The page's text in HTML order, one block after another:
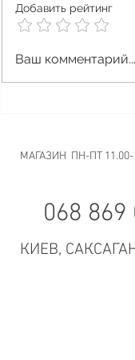
Как правильно
Добавить рейтинг
Ваш комментарий...
МАГАЗИН ПН-ПТ 11.00-
068 869
КИЕВ,